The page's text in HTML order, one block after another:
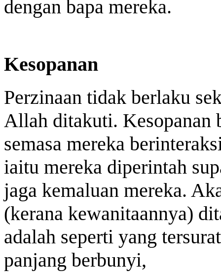
dengan bapa mereka.
Kesopanan
Perzinaan tidak berlaku
Allah ditakuti. Kesopanan
semasa mereka
iaitu mereka diperintah
jaga kemaluan mereka.
(kerana kewanitaannya)
adalah seperti yang
panjang berbunyi,